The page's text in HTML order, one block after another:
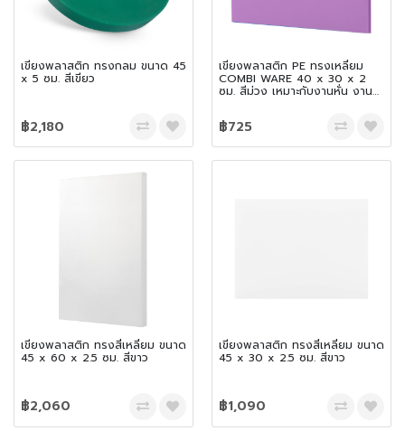
เขียงพลาสติก ทรงกลม ขนาด 45
x 5 ซม. สีเขียว
฿2,180
เขียงพลาสติก PE ทรงเหลี่ยม
COMBI WARE 40 x 30 x 2
ซม. สีม่วง เหมาะกับงานหั่น งาน
฿725
เขียงพลาสติก ทรงสี่เหลี่ยม ขนาด
45 x 60 x 2.5 ซม. สีขาว
฿2,060
เขียงพลาสติก ทรงสี่เหลี่ยม ขนาด
45 x 30 x 2.5 ซม. สีขาว
฿1,090